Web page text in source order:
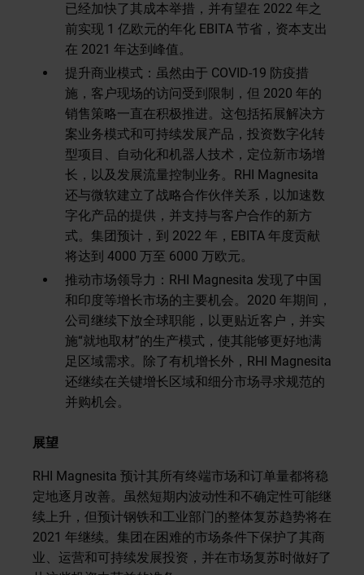
已经加快了其成本举措，并有望在 2022 年之
前实现 1 亿欧元的年化 EBITA 节省，资本支出
在 2021 年达到峰值。
提升商业模式：虽然由于 COVID-19 防疫措
施，客户现场的访问受到限制，但 2020 年的
销售策略一直在积极推进。这包括拓展解决方
案业务模式和可持续发展产品，投资数字化转
型项目、自动化和机器人技术，定位新市场增
长，以及发展流量控制业务。RHI Magnesita
还与微软建立了战略合作伙伴关系，以加速数
字化产品的提供，并支持与客户合作的新方
式。集团预计，到 2022 年，EBITA 年度贡献
将达到 4000 万至 6000 万欧元。
推动市场领导力：RHI Magnesita 发现了中国
和印度等增长市场的主要机会。2020 年期间，
公司继续下放全球职能，以更贴近客户，并实
施“就地取材”的生产模式，使其能够更好地满
足区域需求。除了有机增长外，RHI Magnesita
还继续在关键增长区域和细分市场寻求规范的
并购机会。
展望
RHI Magnesita 预计其所有终端市场和订单量都将稳
定地逐月改善。虽然短期内波动性和不确定性可能继
续上升，但预计钢铁和工业部门的整体复苏趋势将在
2021 年继续。集团在困难的市场条件下保护了其商
业、运营和可持续发展投资，并在市场复苏时做好了